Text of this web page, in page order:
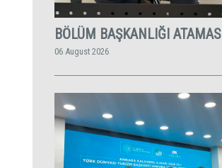
BÖLÜM BAŞKANLIĞI
06 August 2026